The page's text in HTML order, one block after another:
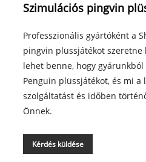
Szimulációs pingvin
Professzionális gyártóként a
pingvin plüssjátékot szeretne
lehet benne, hogy
Penguin plüssjátékot, és mi
szolgáltatást és időben
Önnek.
Kérdés küldése